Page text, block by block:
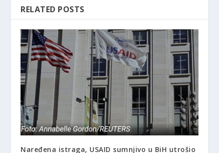
RELATED POSTS
Naređena istraga, USAID sumnjivo u BiH utrošio